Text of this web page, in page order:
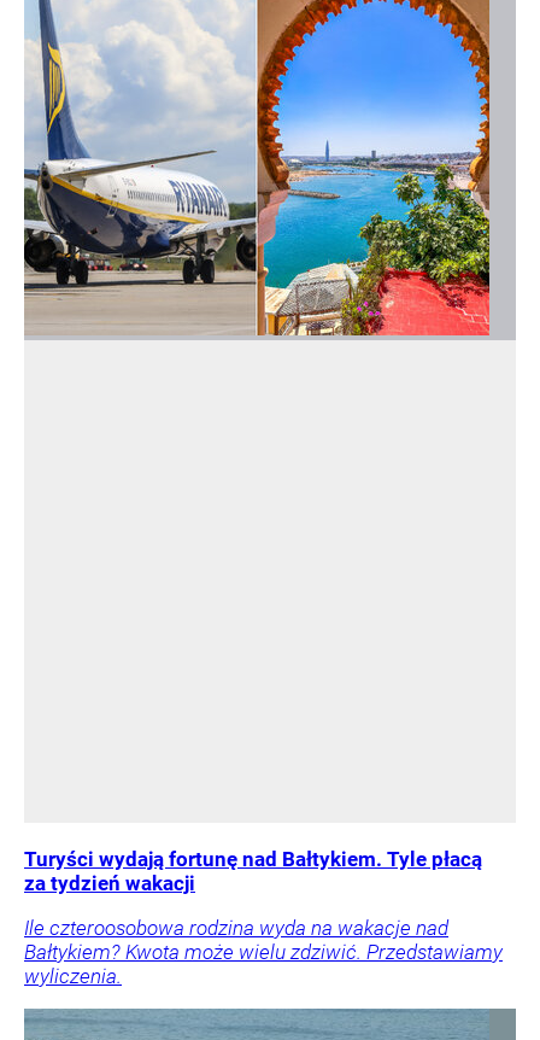
Turyści wydają fortunę nad Bałtykiem. Tyle płacą
za tydzień wakacji
Ile czteroosobowa rodzina wyda na wakacje nad
Bałtykiem? Kwota może wielu zdziwić. Przedstawiamy
wyliczenia.